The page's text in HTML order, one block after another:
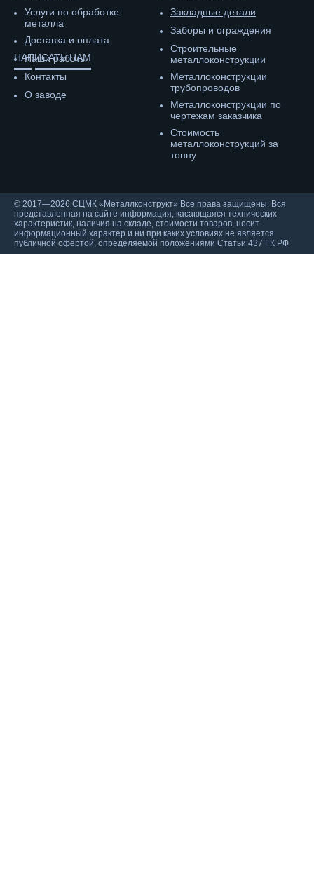
Услуги по обработке
металла
Доставка и оплата
Наши работы
Контакты
О заводе
Закладные детали
Заборы и ограждения
Строительные
металлоконструкции
Металлоконструкции
трубопроводов
Металлоконструкции по
чертежам заказчика
Cтоимость
металлоконструкций за
тонну
НАПИСАТЬ НАМ
© 2017—2026 СЦМК «Металлконструкт» Все права защищены. Вся
представленная на сайте информация, касающаяся технических
характеристик, наличия на складе, стоимости товаров, носит
информационный характер и ни при каких условиях не является
публичной офертой, определяемой положениями Статьи 437 ГК РФ